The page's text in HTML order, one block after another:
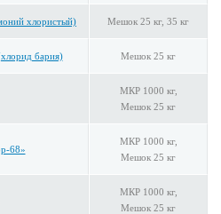
хлористый) Мешок 25 кг, 35 кг
бария) Мешок 25 кг
МКР 1000 кг,
Мешок 25 кг
68»
МКР 1000 кг,
Мешок 25 кг
МКР 1000 кг,
Мешок 25 кг